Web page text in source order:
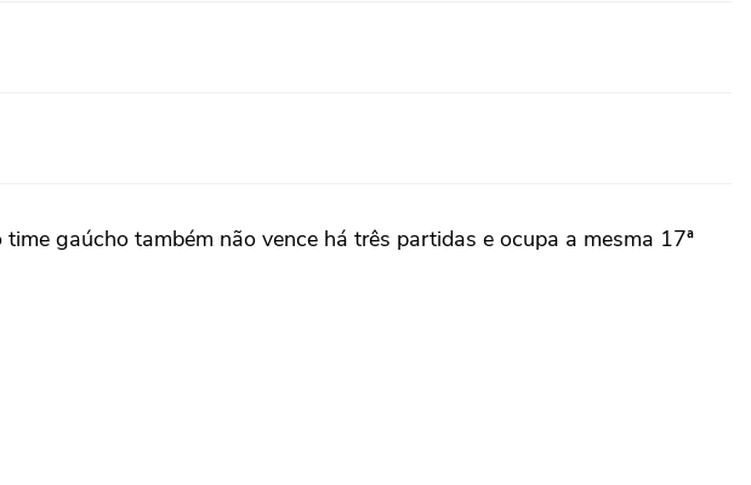
gaúcho também não vence há três partidas e ocupa a mesma 17ª